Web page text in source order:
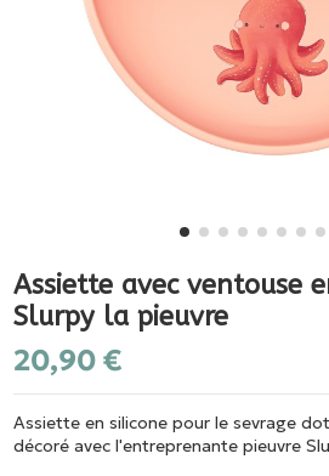
Assiette avec ventouse
Slurpy la pieuvre
20,90 €
Assiette en silicone pour le sevrage
décoré avec l'entreprenante pieuvre